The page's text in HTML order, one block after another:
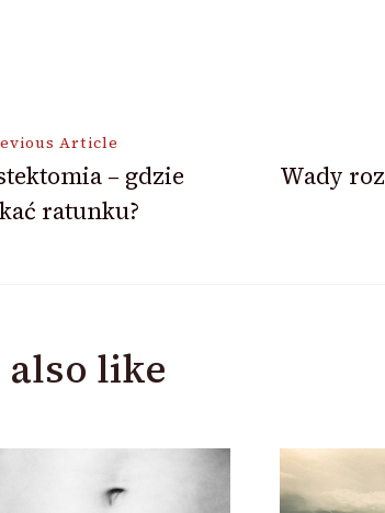
Article
– gdzie
ratunku?
Wady
also like